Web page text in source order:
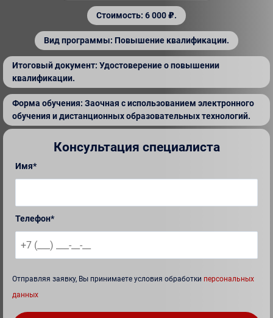
Стоимость: 6 000 ₽.
Вид программы: Повышение квалификации.
Итоговый документ: Удостоверение о повышении
квалификации.
Форма обучения: Заочная с использованием электронного
обучения и дистанционных образовательных технологий.
Консультация специалиста
Имя*
Телефон*
Отправляя заявку, Вы принимаете условия обработки персональных
данных